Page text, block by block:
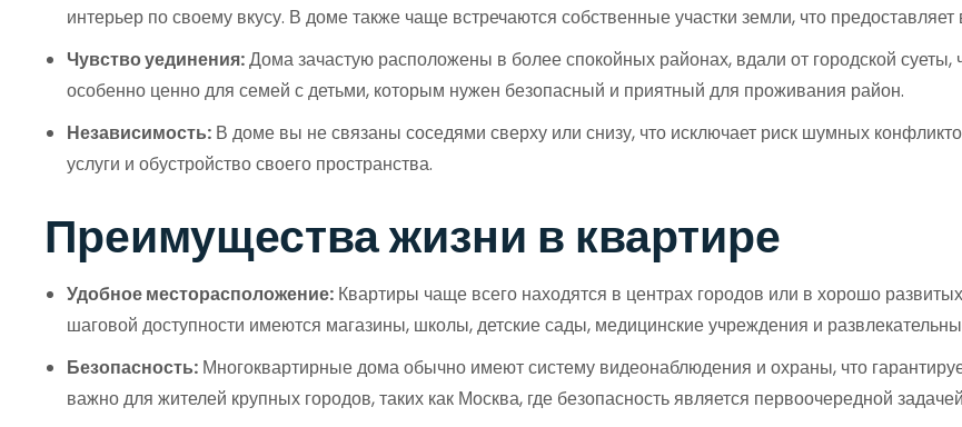
интерьер по своему вкусу. В доме также чаще встречаются собственные участки земли, что
Чувство уединения:Дома зачастую расположены в более спокойных районах, вдали от городской
особенно ценно для семей с детьми, которым нужен безопасный и приятный для проживания район.
Независимость: В доме вы не связаны соседями сверху или снизу, что исключает риск шумных
услуги и обустройство своего пространства.
Преимущества жизни в квартире
Удобное месторасположение: Квартиры чаще всего находятся в центрах городов или в хорошо
шаговой доступности имеются магазины, школы, детские сады, медицинские учреждения и
Безопасность: Многоквартирные дома обычно имеют систему видеонаблюдения и охраны, что
важно для жителей крупных городов, таких как Москва, где безопасность является первоочередной